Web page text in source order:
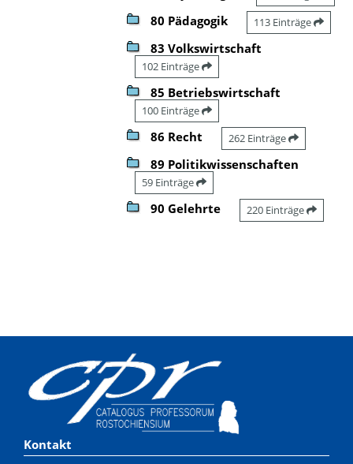
80 Pädagogik 113 Einträge
83 Volkswirtschaft
102 Einträge
85 Betriebswirtschaft
100 Einträge
86 Recht 262 Einträge
89 Politikwissenschaften
59 Einträge
90 Gelehrte 220 Einträge
Kontakt